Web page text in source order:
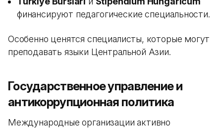
финансируют педагогические специальности.
Особенно ценятся специалисты, которые могут
преподавать языки Центральной Азии.
Государственное управление и
антикоррупционная политика
Международные организации активно